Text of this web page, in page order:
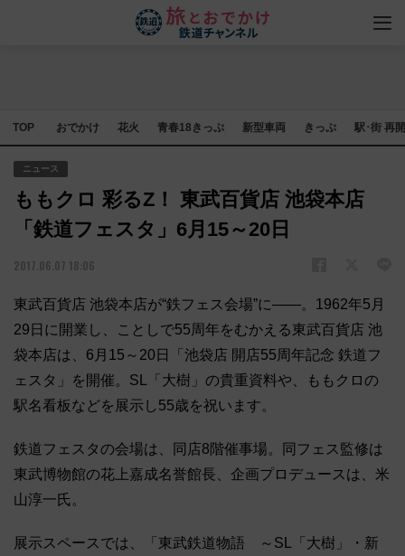
TOP おでかけ 花火 青春18きっぷ 新型車両 きっぷ 駅･街 再
ニュース
ももクロ 彩るZ！ 東武百貨店 池袋本店
「鉄道フェスタ」6月15～20日
2017.06.07 18:06
東武百貨店 池袋本店が“鉄フェス会場”に――。1962年5月
29日に開業し、ことしで55周年をむかえる東武百貨店 池
袋本店は、6月15～20日「池袋店 開店55周年記念 鉄道フ
ェスタ」を開催。SL「大樹」の貴重資料や、ももクロの
駅名看板などを展示し55歳を祝います。
鉄道フェスタの会場は、同店8階催事場。同フェス監修は
東武博物館の花上嘉成名誉館長、企画プロデュースは、米
山淳一氏。
展示スペースでは、「東武鉄道物語 ～SL「大樹」・新